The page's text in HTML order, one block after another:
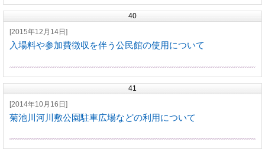
40
[2015年12月14日]
入場料や参加費徴収を伴う公民館の使用について
41
[2014年10月16日]
菊池川河川敷公園駐車広場などの利用について